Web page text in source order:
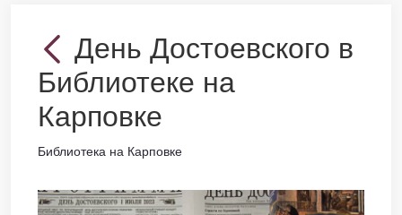
День Достоевского в
Библиотеке на
Карповке
Библиотека на Карповке